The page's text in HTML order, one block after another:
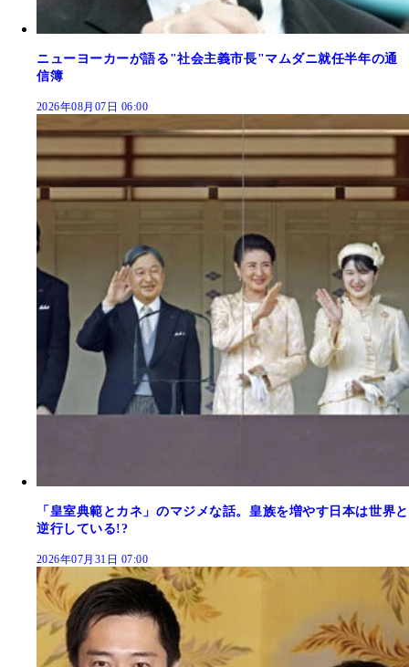
ニューヨーカーが語る"社会主義市長"マムダニ就任半年の通
信簿
2026年08月07日 06:00
「皇室典範とカネ」のマジメな話。皇族を増やす日本は世界と
逆行している!?
2026年07月31日 07:00